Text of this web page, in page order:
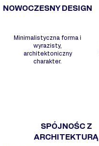
NOWOCZESNY DESIGN
Minimalistyczna forma i
wyrazisty,
architektoniczny
charakter.
SPÓJNOŚC Z
ARCHITEKTURĄ